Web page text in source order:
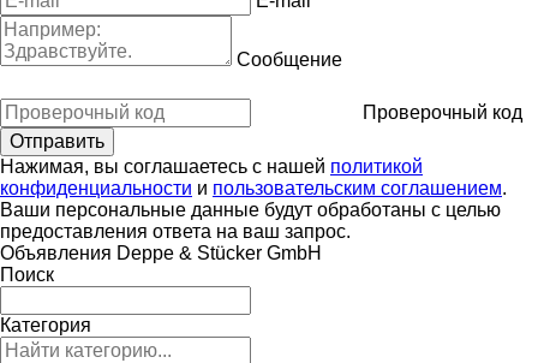
Сообщение
Проверочный код
Нажимая, вы соглашаетесь с нашей политикой
конфиденциальности и пользовательским соглашением.
Ваши персональные данные будут обработаны с целью
предоставления ответа на ваш запрос.
Объявления Deppe & Stücker GmbH
Поиск
Категория